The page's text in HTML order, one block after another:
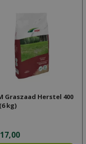
Graszaad Herstel 400
kg)
,00